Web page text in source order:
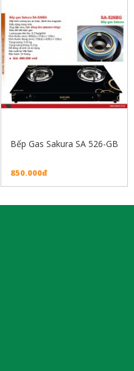
Bếp Gas Sakura SA 526-GB
850.000đ